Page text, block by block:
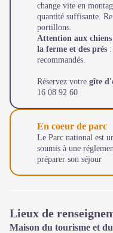
change vite en
quantité suffisante.
portillons.
Attention aux
la ferme et des prés
recommandés.
Réservez votre gîte
16 08 92 60
En coeur de parc
Le Parc national est
soumis à une
préparer son séjour
Lieux de
Maison du tourisme et